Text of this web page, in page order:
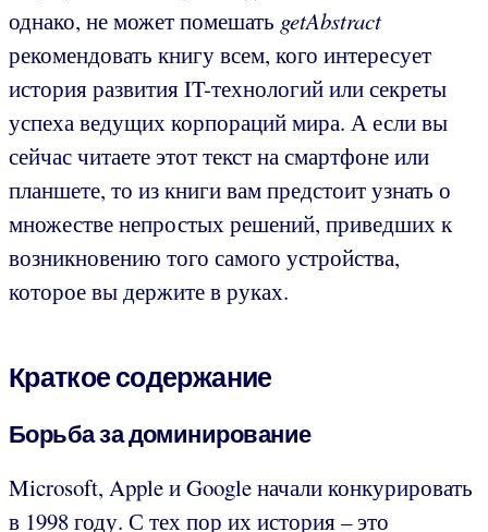
однако, не может помешать getAbstract
рекомендовать книгу всем, кого интересует
история развития IT-технологий или секреты
успеха ведущих корпораций мира. А если вы
сейчас читаете этот текст на смартфоне или
планшете, то из книги вам предстоит узнать о
множестве непростых решений, приведших к
возникновению того самого устройства,
которое вы держите в руках.
Краткое содержание
Борьба за доминирование
Microsoft, Apple и Google начали конкурировать
в 1998 году. С тех пор их история – это